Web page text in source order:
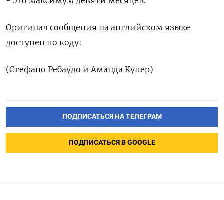
Оригинал ​сообщения на английском языке
доступен по ‌коду:
(Стефано Ребаудо и Аманда Купер)
ПОДПИСАТЬСЯ НА ТЕЛЕГРАМ
ПОДПИСАТЬСЯ В GOOGLE